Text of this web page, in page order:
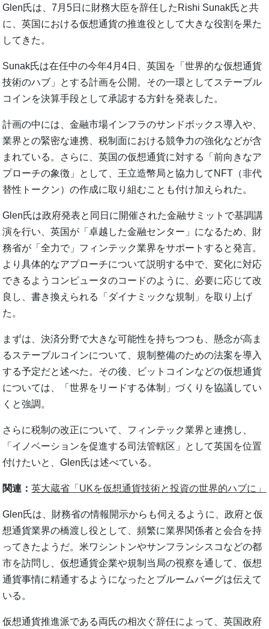
Glen氏は、7月5日に財務大臣を辞任したRishi Sunak氏と共
に、英国における仮想通貨の推進役として大きな役割を果た
してきた。
Sunak氏は在任中の今年4月4日、英国を「世界的な仮想通貨
技術のハブ」とする計画を公開。その一環としてステーブル
コインを決算手段として承認する方針を発表した。
計画の中には、金融市場インフラのサンドボックス導入や、
業界との緊密な連携、税制面における競争力の強化などが含
まれている。さらに、英国の仮想通貨に対する「前向きなア
プローチの象徴」として、王立造幣局と協力してNFT（非代
替性トークン）の作成に取り組むことも付け加えられた。
Glen氏は政府発表と同日に開催された金融サミットで基調講
演を行い、英国が「卓越した金融センター」になるため、財
務省が「全力で」フィンテック業界をサポートすると発言。
より具体的なアプローチについて説明する中で、変化に対応
できるようコンピュータのコードのように、必要に応じて改
良し、書き換えられる「ダイナミックな規制」を取り上げ
た。
まずは、決済分野で大きな可能性を持ちつつも、懸念が高ま
るステーブルコインについて、規制整備のための法案を導入
する予定だと述べた。その後、ビットコインなどの仮想通貨
については、「世界をリードする体制」づくりを協議してい
くと強調。
さらに税制の改正について、フィンテック業界と連携し、
「イノベーションを促進する司法管轄区」として英国を位置
付けたいと、Glen氏は述べている。
関連：英大蔵省「UKを仮想通貨技術と投資の世界的ハブに」
Glen氏は、財務省の情報開示からも伺えるように、政府と仮
想通貨業界の橋渡し役として、頻繁に業界関係者と会合を持
ってきたようだ。米ワシントンやサンフランシスコなどの都
市を訪問し、仮想通貨企業や規制当局の視察を通して、仮想
通貨事情に精通するようになったとブルームバーグは伝えて
いる。
仮想通貨推進派である両氏の相次ぐ辞任によって、英国政府